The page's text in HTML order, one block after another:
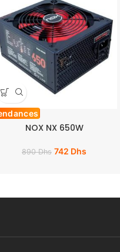
NOX NX 650W
890Dhs 742 Dhs